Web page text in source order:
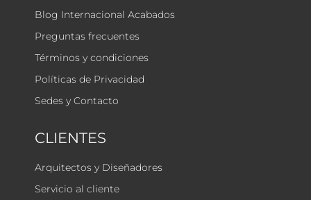
Blog Internacional Acabados
Preguntas frecuentes
Términos y condiciones
Políticas de Privacidad
Sedes y Contacto
CLIENTES
Arquitectos y Diseñadores
Servicio al cliente